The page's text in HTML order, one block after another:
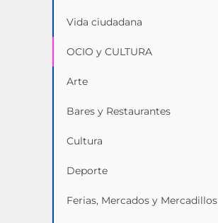
Vida ciudadana
OCIO y CULTURA
Arte
Bares y Restaurantes
Cultura
Deporte
Ferias, Mercados y Mercadillos